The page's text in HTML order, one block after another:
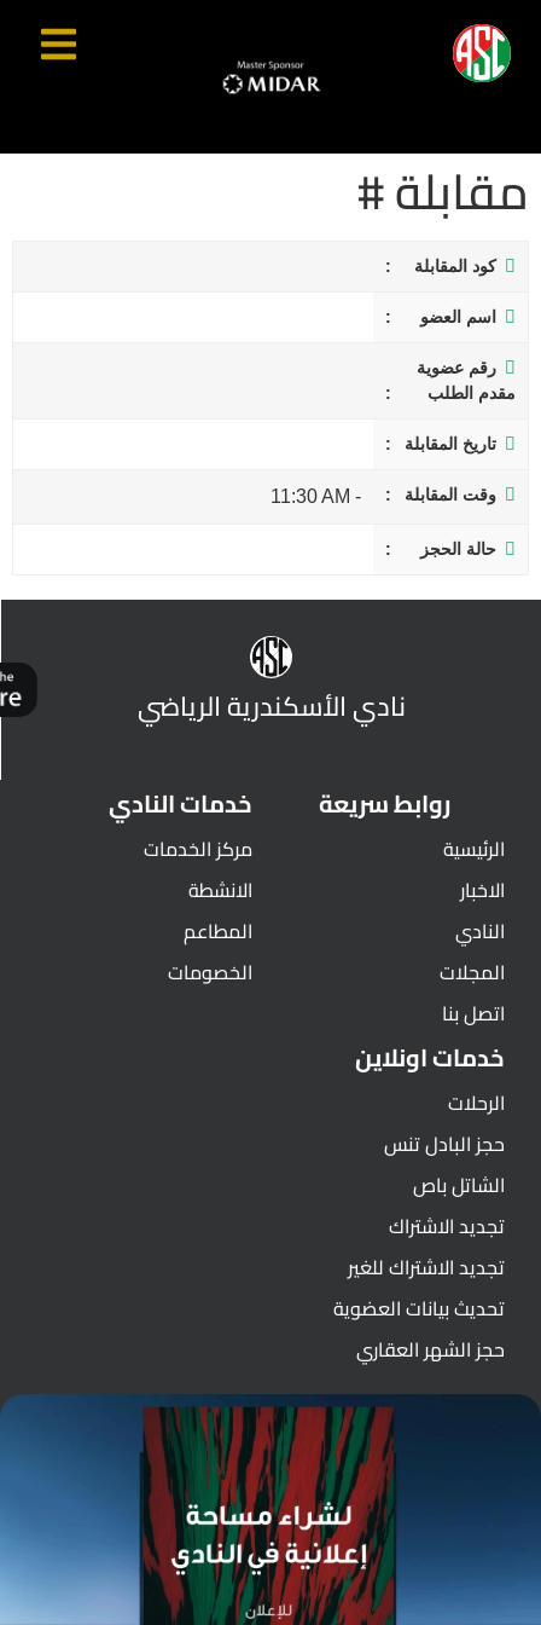
مقابلة #
كود المقابلة
اسم العضو
رقم عضوية
مقدم الطلب
تاريخ المقابلة
وقت المقابلة -
11:30 AM
حالة الحجز
نادي الأسكندرية الرياضي
روابط سريعة
الرئيسية
الاخبار
النادي
المجلات
اتصل بنا
خدمات النادي
مركز الخدمات
الانشطة
المطاعم
الخصومات
خدمات اونلاين
الرحلات
حجز البادل تنس
الشاتل باص
تجديد الاشتراك
تجديد الاشتراك للغير
تحديث بيانات العضوية
حجز الشهر العقاري